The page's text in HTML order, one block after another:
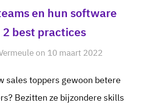
en hun software
2 best practices
on 10 maart 2022
sales toppers gewoon betere
Bezitten ze bijzondere skills